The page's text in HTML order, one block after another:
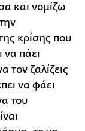
και νομίζω
κρίσης που
να πάει
τον ζαλίζεις
να φάει
του